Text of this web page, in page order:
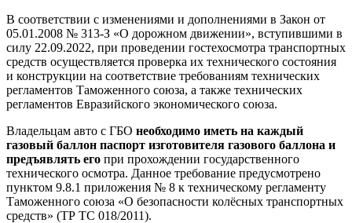
В соответствии с изменениями и дополнениями в Закон от
05.01.2008 № 313-З «О дорожном движении», вступившими в
силу 22.09.2022, при проведении гостехосмотра транспортных
средств осуществляется проверка их технического состояния
и конструкции на соответствие требованиям технических
регламентов Таможенного союза, а также технических
регламентов Евразийского экономического союза.
Владельцам авто с ГБО необходимо иметь на каждый
газовый баллон паспорт изготовителя газового баллона и
предъявлять его при прохождении государственного
технического осмотра. Данное требование предусмотрено
пунктом 9.8.1 приложения № 8 к техническому регламенту
Таможенного союза «О безопасности колёсных транспортных
средств» (ТР ТС 018/2011).